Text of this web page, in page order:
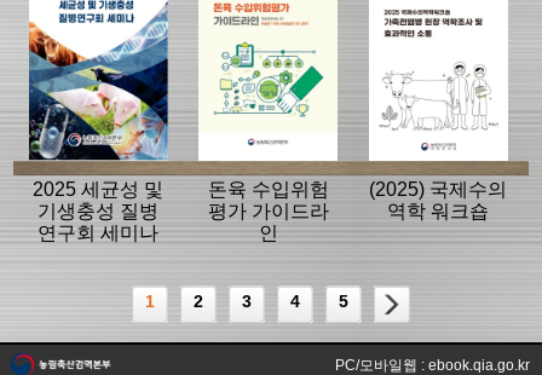
2025 세균성 및
기생충성 질병
연구회 세미나
돈육 수입위험
평가 가이드라
인
(2025) 국제수의
역학 워크숍
1 2 3 4 5
PC/모바일웹 : ebook.qia.go.kr